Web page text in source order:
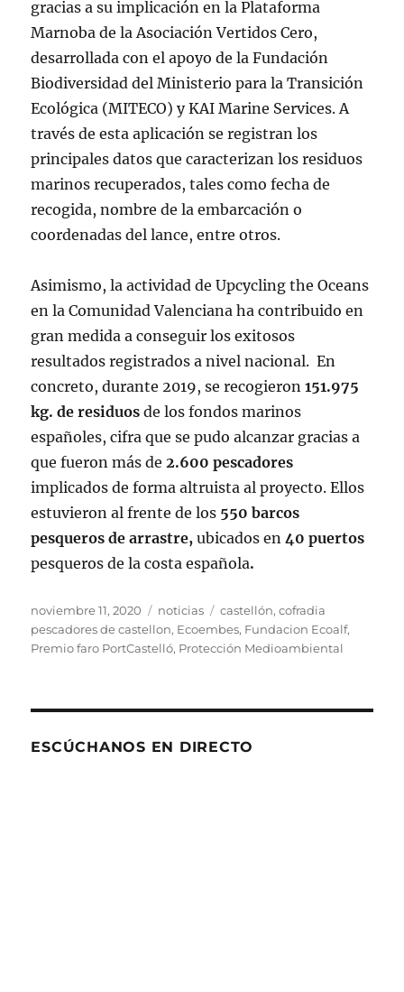
gracias a su implicación en la Plataforma
Marnoba de la Asociación Vertidos Cero,
desarrollada con el apoyo de la Fundación
Biodiversidad del Ministerio para la Transición
Ecológica (MITECO) y KAI Marine Services. A
través de esta aplicación se registran los
principales datos que caracterizan los residuos
marinos recuperados, tales como fecha de
recogida, nombre de la embarcación o
coordenadas del lance, entre otros.
Asimismo, la actividad de Upcycling the Oceans
en la Comunidad Valenciana ha contribuido en
gran medida a conseguir los exitosos
resultados registrados a nivel nacional. En
concreto, durante 2019, se recogieron151.975
kg. de residuos de los fondos marinos
españoles, cifra que se pudo alcanzar gracias a
que fueron más de 2.600 pescadores
implicados de forma altruista al proyecto. Ellos
estuvieron al frente de los 550 barcos
pesqueros de arrastre, ubicados en40 puertos
pesqueros de la costa española.
Publicado
el
noviembre 11, 2020 Categorías
noticias Etiquetas
castellón,cofradia
pescadores de castellon, Ecoembes, Fundacion Ecoalf,
Premio faro PortCastelló, Protección Medioambiental
ESCÚCHANOS EN DIRECTO